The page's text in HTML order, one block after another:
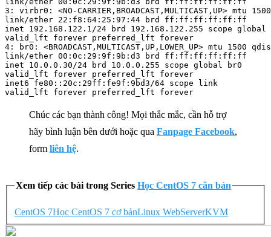
3: virbr0: <NO-CARRIER,BROADCAST,MULTICAST,UP> mtu
link/ether 22:f8:64:25:97:44 brd ff:ff:ff:ff:ff:ff
inet 192.168.122.1/24 brd 192.168.122.255 scope
valid_lft forever preferred_lft forever
4: br0: <BROADCAST,MULTICAST,UP,LOWER_UP> mtu
link/ether 00:0c:29:9f:9b:d3 brd ff:ff:ff:ff:ff:ff
inet 10.0.0.30/24 brd 10.0.0.255 scope global br0
valid_lft forever preferred_lft forever
inet6 fe80::20c:29ff:fe9f:9bd3/64 scope link
valid_lft forever preferred_lft forever
Chúc các bạn thành công! Mọi thắc mắc, cần hỗ trợ
hãy bình luận bên dưới hoặc qua Fanpage Facebook,
form liên hệ.
Xem tiếp các bài trong Series Học CentOS 7 căn bản
CentOS 7Học CentOS 7 cơ bảnLinux WebServerKVM